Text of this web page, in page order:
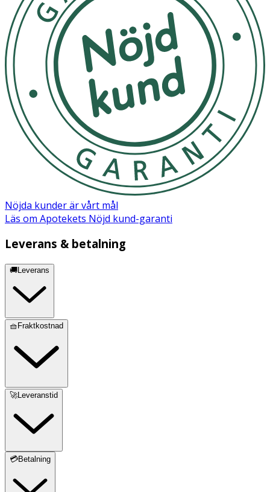
Nöjda kunder är vårt mål
Läs om Apotekets Nöjd kund-garanti
Leverans & betalning
🚚Leverans
🧺Fraktkostnad
🚀Leveranstid
💳Betalning